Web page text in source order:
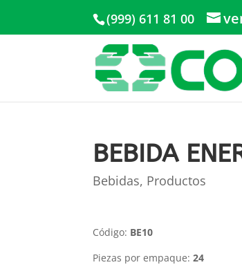
(999) 611 81 00
BEBIDA
Bebidas, Productos
Código: BE10
Piezas por empaque:24